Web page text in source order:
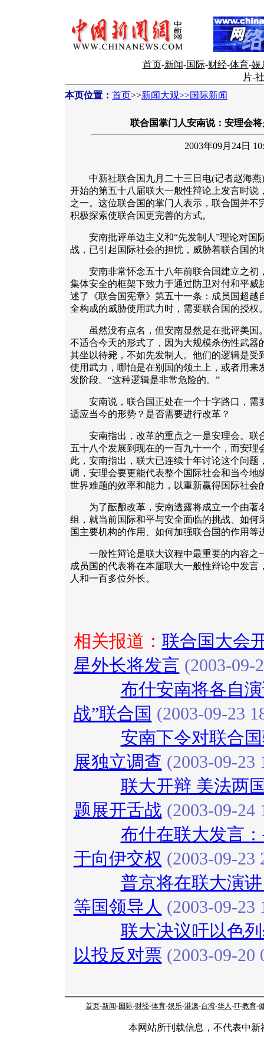
首页-新闻-国际-财经-体育-娱
片-
本页位置： 首页>>新闻大观>>国际新闻
联合国掌门人安南说：安理会
2003年09月24日
中新社联合国九月二十三日电(记者赵海燕)
开始的第五十八届联大一般性辩论上发言时说
之一。这位联合国的掌门人表示，联合国并不
积极探索使联合国更完善的方式。
安南批评单边主义和“先发制人”理论对国
战，已引起国际社会的担忧，威胁着联合国的
安南非常怀念五十八年前联合国建立之初
集体安全的框架下致力于通过防卫对付和平威
述了《联合国宪章》第五十一条：成员国超越
全构成的威胁使用武力时，需要联合国的授权
虽然没有点名，但安南显然是在批评美国
不适合今天的形式了，因为大规模杀伤性武器
其坐以待毙，不如先发制人。他们的逻辑是受
使用武力，哪怕是在别国的领土上，或者用来
发阶段。“这种逻辑是非常危险的。”
安南说，联合国正处在一个十字路口，需
适应当今的形势？是否需要进行改革？
安南指出，改革的重点之一是安理会。联
五十八个发展到现在的一百九十一个，而安理
此，安南指出，联大已连续十年讨论这个问题
调，安理会要更能代表整个国际社会和当今地
世界难题的效率和能力，以重新赢得国际社会
为了酝酿改革，安南透露将成立一个由著
组，就当前国际和平与安全面临的挑战、如何
国主要机构的作用、如何加强联合国的作用等
一般性辩论是联大议程中最重要的内容之
成员国的代表将在本届联大一般性辩论中发言
人和一百多位外长。
相关报道： 联合国大会
星外长将发言 (2003-09-
布什安南将各自
战”联合国 (2003-09-23
安南下令对联合
展独立调查 (2003-09-23
联大开辩 美法两
题展开舌战 (2003-09-24
布什在联大发言
于向伊交权 (2003-09-23
普京将在联大演
等国领导人 (2003-09-23
联大决议吁以色
以投反对票 (2003-09-20
首页-新闻-国际-财经-体育-娱乐-港澳-台湾-华人-IT-教育-
本网站所刊载信息，不代表中